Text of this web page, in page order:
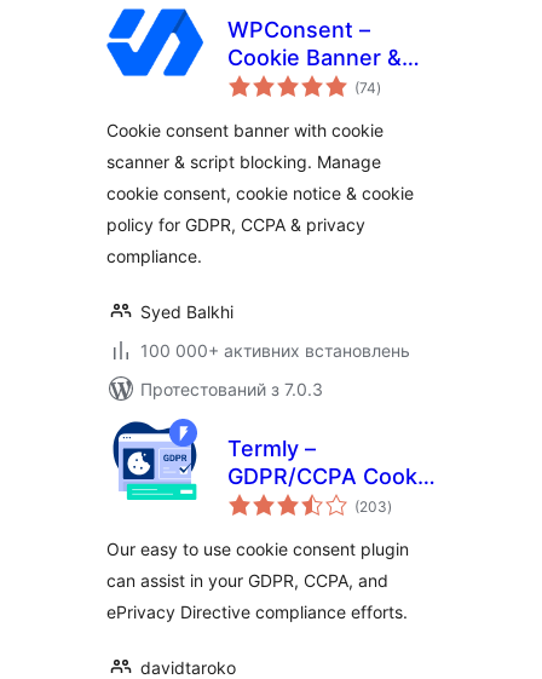
WPConsent –
Cookie Banner &
Cookie Consent for
(GDPR / CCPA / EU
Compliance Cookie
Notice)
(74загальний
рейтинг
)
Cookie consent banner with cookie
scanner & script blocking. Manage
cookie consent, cookie notice & cookie
policy for GDPR, CCPA & privacy
compliance.
Syed Balkhi
100 000+ активних встановлень
Протестований з 7.0.3
Termly –
GDPR/CCPA Cookie
Consent Banner
(203загальний
рейтинг
)
Our easy to use cookie consent plugin
can assist in your GDPR, CCPA, and
ePrivacy Directive compliance efforts.
davidtaroko